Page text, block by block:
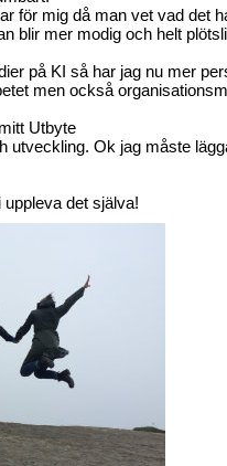
för mig då man vet vad det
blir mer modig och helt
på KI så har jag nu mer
men också
Utbyte
utveckling. Ok jag måste
det själva!